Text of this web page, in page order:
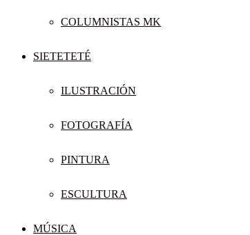
COLUMNISTAS MK
SIETETETÉ
ILUSTRACIÓN
FOTOGRAFÍA
PINTURA
ESCULTURA
MÚSICA